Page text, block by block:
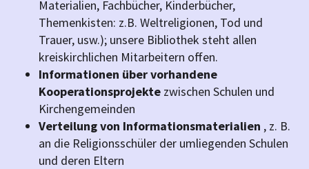
Materialien, Fachbücher, Kinderbücher,
Themenkisten: z.B. Weltreligionen, Tod und
Trauer, usw.); unsere Bibliothek steht allen
kreiskirchlichen Mitarbeitern offen.
Informationen über vorhandene
Kooperationsprojekte zwischen Schulen und
Kirchengemeinden
Verteilung von Informationsmaterialien , z. B.
an die Religionsschüler der umliegenden Schulen
und deren Eltern